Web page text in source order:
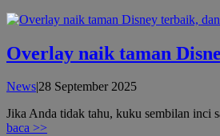
Overlay naik taman
News28 September 2025oleh
Jika Anda tidak tahu, kuku sembilan inci
baca >>